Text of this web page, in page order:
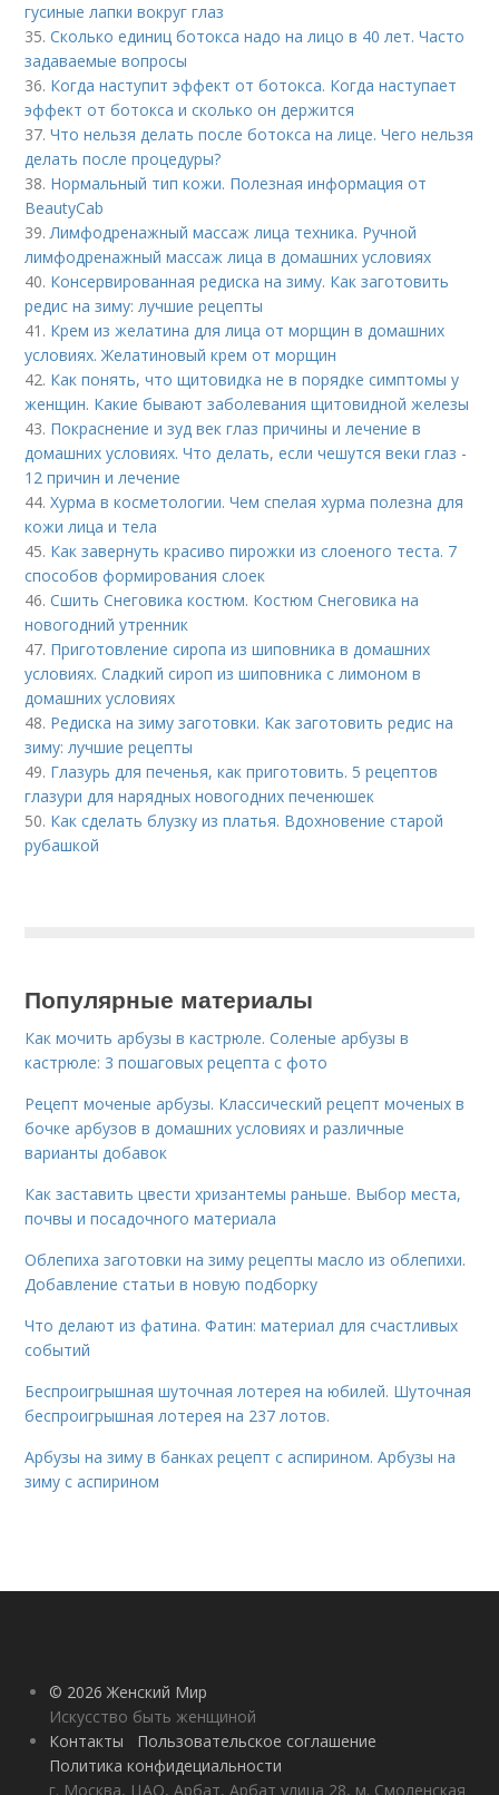
гусиные лапки вокруг глаз
35.Сколько единиц ботокса надо на лицо в 40 лет. Часто
задаваемые вопросы
36. Когда наступит эффект от ботокса. Когда наступает
эффект от ботокса и сколько он держится
37.Что нельзя делать после ботокса на лице. Чего нельзя
делать после процедуры?
38. Нормальный тип кожи. Полезная информация от
BeautyCab
39.Лимфодренажный массаж лица техника. Ручной
лимфодренажный массаж лица в домашних условиях
40. Консервированная редиска на зиму. Как заготовить
редис на зиму: лучшие рецепты
41. Крем из желатина для лица от морщин в домашних
условиях. Желатиновый крем от морщин
42. Как понять, что щитовидка не в порядке симптомы у
женщин. Какие бывают заболевания щитовидной железы
43. Покраснение и зуд век глаз причины и лечение в
домашних условиях. Что делать, если чешутся веки глаз -
12 причин и лечение
44.Хурма в косметологии. Чем спелая хурма полезна для
кожи лица и тела
45. Как завернуть красиво пирожки из слоеного теста. 7
способов формирования слоек
46.Сшить Снеговика костюм. Костюм Снеговика на
новогодний утренник
47. Приготовление сиропа из шиповника в домашних
условиях. Сладкий сироп из шиповника с лимоном в
домашних условиях
48. Редиска на зиму заготовки. Как заготовить редис на
зиму: лучшие рецепты
49. Глазурь для печенья, как приготовить. 5 рецептов
глазури для нарядных новогодних печенюшек
50. Как сделать блузку из платья. Вдохновение старой
рубашкой
Популярные материалы
Как мочить арбузы в кастрюле. Соленые арбузы в
кастрюле: 3 пошаговых рецепта с фото
Рецепт моченые арбузы. Классический рецепт моченых в
бочке арбузов в домашних условиях и различные
варианты добавок
Как заставить цвести хризантемы раньше. Выбор места,
почвы и посадочного материала
Облепиха заготовки на зиму рецепты масло из облепихи.
Добавление статьи в новую подборку
Что делают из фатина. Фатин: материал для счастливых
событий
Беспроигрышная шуточная лотерея на юбилей. Шуточная
беспроигрышная лотерея на 237 лотов.
Арбузы на зиму в банках рецепт с аспирином. Арбузы на
зиму с аспирином
© 2026 Женский Мир
Искусство быть женщиной
Контакты
Пользовательское соглашение
Политика конфидециальности
г. Москва, ЦАО, Арбат, Арбат улица 28, м. Смоленская